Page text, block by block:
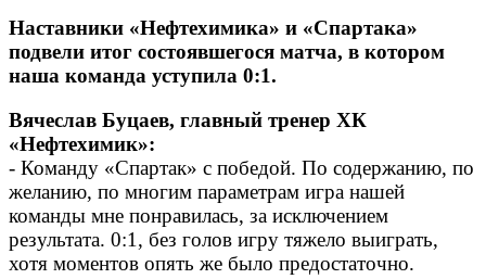
Наставники «Нефтехимика» и «Спартака»
подвели итог состоявшегося матча, в котором
наша команда уступила 0:1.
Вячеслав Буцаев, главный тренер ХК
«Нефтехимик»:
- Команду «Спартак» с победой. По содержанию, по
желанию, по многим параметрам игра нашей
команды мне понравилась, за исключением
результата. 0:1, без голов игру тяжело выиграть,
хотя моментов опять же было предостаточно.